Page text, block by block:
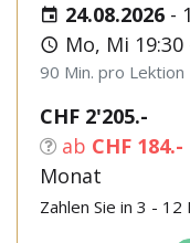
24.08.2026 -
Mo, Mi 19:30
90 Min. pro Lektion
CHF 2'205.-
ab CHF 184.-
Monat
Zahlen Sie in 3 - 12